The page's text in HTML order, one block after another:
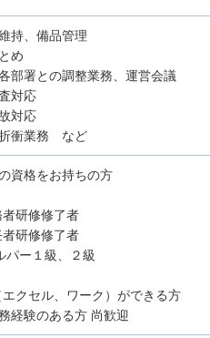
持、備品管理
め
部署との調整業務、運営会議
対応
対応
折衝業務 など
資格をお持ちの方
研修修了者
研修修了者
ー１級、２級
エクセル、ワーク）ができる方
経験のある方 尚歓迎